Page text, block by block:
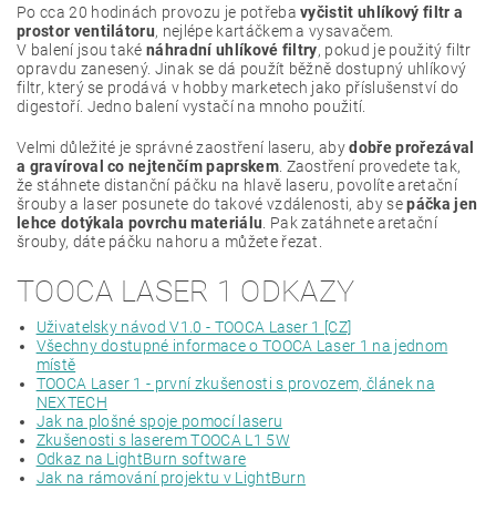
Po cca 20 hodinách provozu je potřebavyčistit uhlíkový filtr a
prostor ventilátoru, nejlépe kartáčkem a vysavačem.
V balení jsou takénáhradní uhlíkové filtry, pokud je použitý filtr
opravdu zanesený. Jinak se dá použít běžně dostupný uhlíkový
filtr, který se prodává v hobby marketech jako příslušenství do
digestoří. Jedno balení vystačí na mnoho použití.
Velmi důležité je správné zaostření laseru, abydobře prořezával
a gravíroval co nejtenčím paprskem. Zaostření provedete tak,
že stáhnete distanční páčku na hlavě laseru, povolíte aretační
šrouby a laser posunete do takové vzdálenosti, aby sepáčka jen
lehce dotýkala povrchu materiálu . Pak zatáhnete aretační
šrouby, dáte páčku nahoru a můžete řezat.
TOOCA LASER 1 ODKAZY
Uživatelsky návod V1.0 - TOOCA Laser 1 [CZ]
Všechny dostupné informace o TOOCA Laser 1 na jednom
místě
TOOCA Laser 1 - první zkušenosti s provozem, článek na
NEXTECH
Jak na plošné spoje pomocí laseru
Zkušenosti s laserem TOOCA L1 5W
Odkaz na LightBurn software
Jak na rámování projektu v LightBurn